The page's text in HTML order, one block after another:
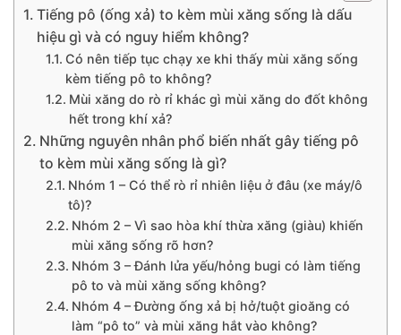
Tiếng pô (ống xả) to kèm mùi xăng sống là dấu
hiệu gì và có nguy hiểm không?
Có nên tiếp tục chạy xe khi thấy mùi xăng sống
kèm tiếng pô to không?
Mùi xăng do rò rỉ khác gì mùi xăng do đốt không
hết trong khí xả?
Những nguyên nhân phổ biến nhất gây tiếng pô
to kèm mùi xăng sống là gì?
Nhóm 1 – Có thể rò rỉ nhiên liệu ở đâu (xe máy/ô
tô)?
Nhóm 2 – Vì sao hòa khí thừa xăng (giàu) khiến
mùi xăng sống rõ hơn?
Nhóm 3 – Đánh lửa yếu/hỏng bugi có làm tiếng
pô to và mùi xăng sống không?
Nhóm 4 – Đường ống xả bị hở/tuột gioăng có
làm “pô to” và mùi xăng hắt vào không?